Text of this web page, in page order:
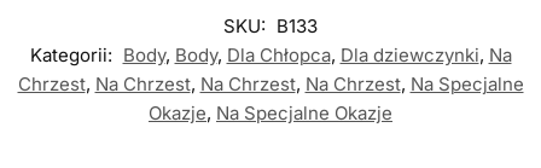
SKU: B133
Kategorii: Body, Body, Dla Chłopca, Dla dziewczynki, Na
Chrzest, Na Chrzest, Na Chrzest, Na Chrzest, Na Specjalne
Okazje, Na Specjalne Okazje